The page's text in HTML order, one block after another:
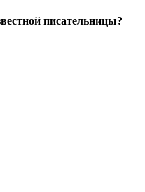
писательницы?